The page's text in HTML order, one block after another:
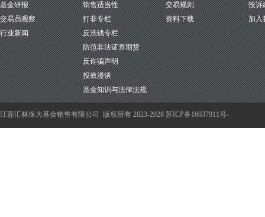
基金研报
交易员观察
行业新闻
销售适当性
打非专栏
反洗钱专栏
防范非法证券期货
反诈骗声明
投教漫谈
基金知识与法律法规
交易规则
资料下载
投诉
加入
江苏汇林保大基金销售有限公司 版权所有 2023-2028 苏ICP备16037911号-